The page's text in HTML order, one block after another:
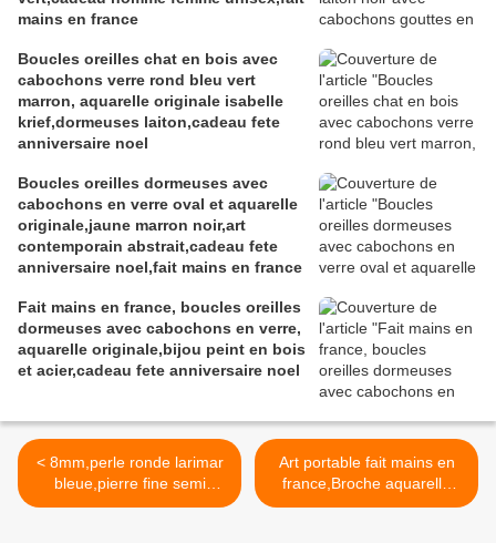
mains en france
Boucles oreilles chat en bois avec
cabochons verre rond bleu vert
marron, aquarelle originale isabelle
krief,dormeuses laiton,cadeau fete
anniversaire noel
Boucles oreilles dormeuses avec
cabochons en verre oval et aquarelle
originale,jaune marron noir,art
contemporain abstrait,cadeau fete
anniversaire noel,fait mains en france
Fait mains en france, boucles oreilles
dormeuses avec cabochons en verre,
aquarelle originale,bijou peint en bois
et acier,cadeau fete anniversaire noel
< 8mm,perle ronde larimar
bleue,pierre fine semi
precieuse,trou
Art portable fait mains en
france,Broche aquarelle
fleurie,branches